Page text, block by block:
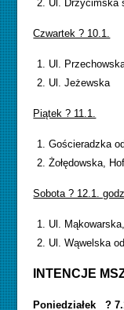
Ul. Drzycimska
Czwartek ? 10.1.
Ul.
Ul. Jeżewska
Piątek ? 11.1.
Gościeradzka
Żołędowska,
Sobota ? 12.1.
Ul.
Ul. Wąwelska
INTENCJE
Poniedziałek ?